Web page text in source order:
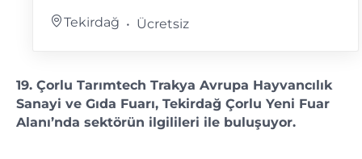
Tekirdağ Ücretsiz
19. Çorlu Tarımtech Trakya Avrupa Hayvancılık
Sanayi ve Gıda Fuarı, Tekirdağ Çorlu Yeni Fuar
Alanı’nda sektörün ilgilileri ile buluşuyor.